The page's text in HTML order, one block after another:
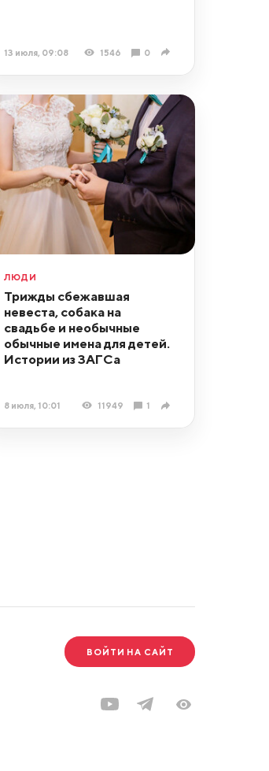
13 июля, 09:08 1546 0
ЛЮДИ
Трижды сбежавшая
невеста, собака на
свадьбе и необычные
обычные имена для детей.
Истории из ЗАГСа
8 июля, 10:01 11949 1
ВОЙТИ НА САЙТ